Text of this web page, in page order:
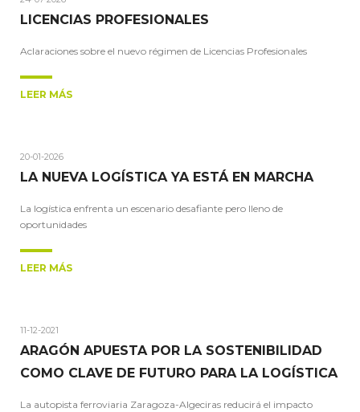
LICENCIAS PROFESIONALES
Aclaraciones sobre el nuevo régimen de Licencias Profesionales
LEER MÁS
20-01-2026
LA NUEVA LOGÍSTICA YA ESTÁ EN MARCHA
La logística enfrenta un escenario desafiante pero lleno de
oportunidades
LEER MÁS
11-12-2021
ARAGÓN APUESTA POR LA SOSTENIBILIDAD
COMO CLAVE DE FUTURO PARA LA LOGÍSTICA
La autopista ferroviaria Zaragoza-Algeciras reducirá el impacto